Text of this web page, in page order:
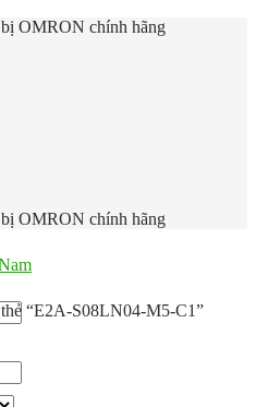
OMRON chính hãng
OMRON chính hãng
“E2A-S08LN04-M5-C1”